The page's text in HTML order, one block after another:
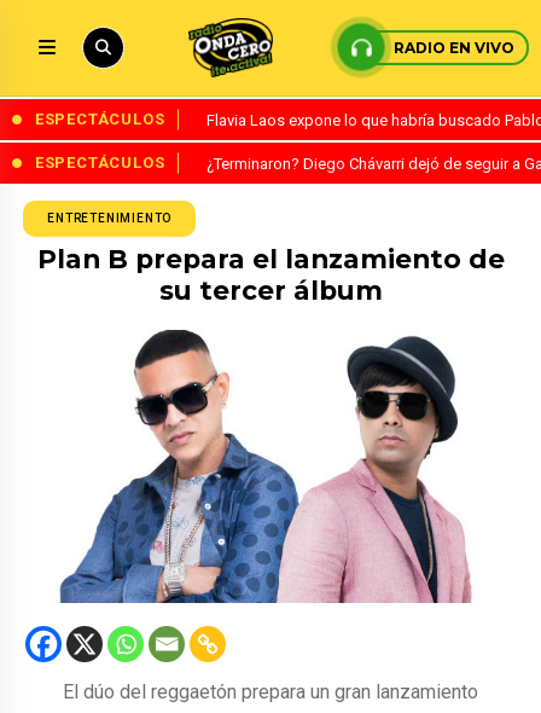
RADIO EN VIVO
ESPECTÁCULOS Flavia Laos expone lo que habría buscado
ESPECTÁCULOS ¿Terminaron? Diego Chávarri dejó de seguir a
ENTRETENIMIENTO
Plan B prepara el lanzamiento de
su tercer álbum
El dúo del reggaetón prepara un gran lanzamiento